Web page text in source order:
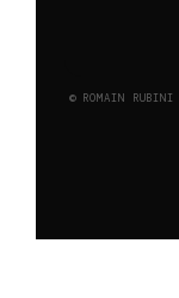
© ROMAIN